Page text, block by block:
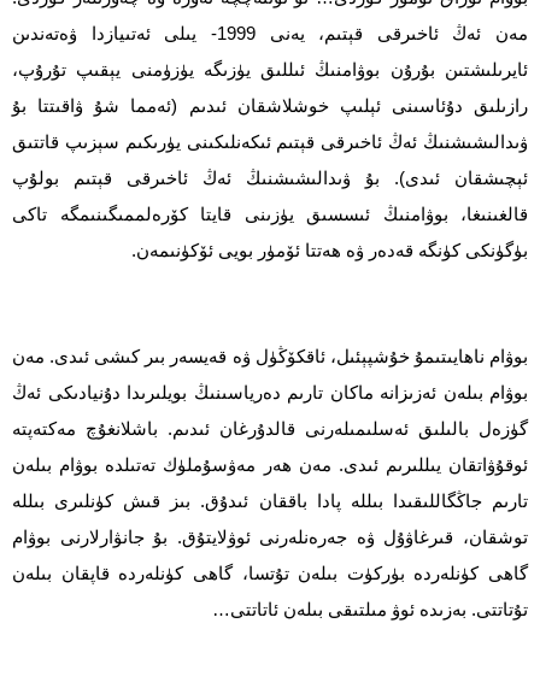
مەن ئەڭ ئاخىرقى قېتىم، يەنى 1999- يىلى ئەتىيازدا ۋەتەندىن
ئايرىلىشتىن بۇرۇن بوۋامنىڭ ئىللىق يۈزىگە يۈزۈمنى يېقىپ تۇرۇپ،
رازىلىق دۇئاسىنى ئېلىپ خوشلاشقان ئىدىم (ئەمما شۇ ۋاقىتتا بۇ
ۋىدالىشىشنىڭ ئەڭ ئاخىرقى قېتىم ئىكەنلىكىنى يۈرىكىم سېزىپ قاتتىق
ئېچىشقان ئىدى). بۇ ۋىدالىشىشنىڭ ئەڭ ئاخىرقى قېتىم بولۇپ
قالغىنىغا، بوۋامنىڭ ئىسسىق يۈزىنى قايتا كۆرەلممىگىنىمگە تاكى
بۈگۈنكى كۈنگە قەدەر ۋە ھەتتا ئۆمۈر بويى ئۆكۈنىمەن.
بوۋام ناھايىتىمۇ خۇشپېئىل، ئاقكۆڭۈل ۋە قەيسەر بىر كىشى ئىدى. مەن
بوۋام بىلەن ئەزىزانە ماكان تارىم دەرياسىنىڭ بويلىرىدا دۇنيادىكى ئەڭ
گۈزەل بالىلىق ئەسلىمىلەرنى قالدۇرغان ئىدىم. باشلانغۇچ مەكتەپتە
ئوقۇۋاتقان يىللىرىم ئىدى. مەن ھەر مەۋسۇملۈك تەتىلدە بوۋام بىلەن
تارىم جاڭگاللىقىدا بىللە پادا باققان ئىدۇق. بىز قىش كۈنلىرى بىللە
توشقان، قىرغاۋۇل ۋە جەرەنلەرنى ئوۋلايتۇق. بۇ جانۋارلارنى بوۋام
گاھى كۈنلەردە بۈركۈت بىلەن تۇتسا، گاھى كۈنلەردە قاپقان بىلەن
تۇتاتتى. بەزىدە ئوۋ مىلتىقى بىلەن ئاتاتتى…